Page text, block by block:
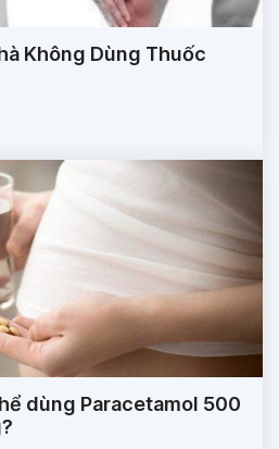
Không Dùng Thuốc
dùng Paracetamol 500